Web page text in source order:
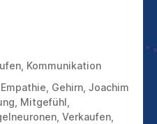
Kommunikation
Empathie Gehirn Joachim
Mitgefühl
Verkaufen